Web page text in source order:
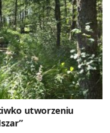
utworzeniu